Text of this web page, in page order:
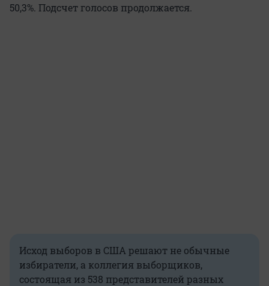
50,3%. Подсчет голосов продолжается.
Исход выборов в США решают не обычные
избиратели, а коллегия выборщиков,
состоящая из 538 представителей разных